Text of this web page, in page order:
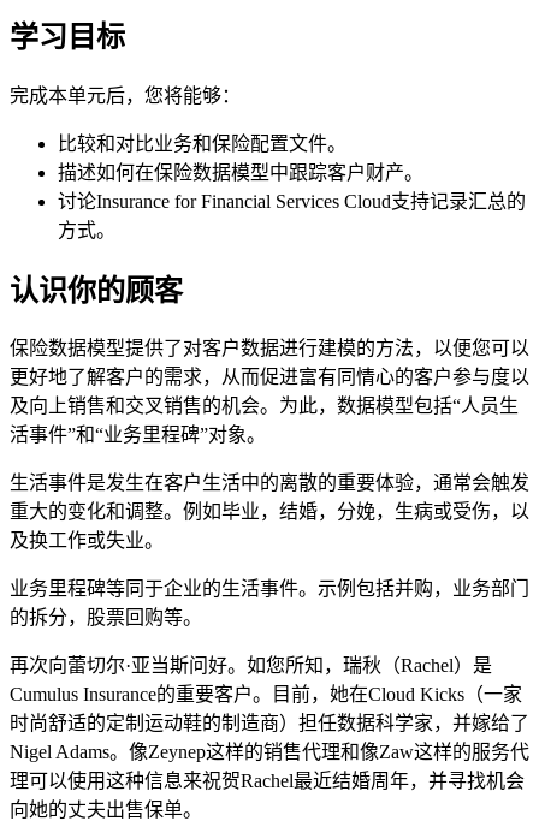
学习目标
完成本单元后，您将能够：
比较和对比业务和保险配置文件。
描述如何在保险数据模型中跟踪客户财产。
讨论Insurance for Financial Services Cloud支持记录汇总的
方式。
认识你的顾客
保险数据模型提供了对客户数据进行建模的方法，以便您可以
更好地了解客户的需求，从而促进富有同情心的客户参与度以
及向上销售和交叉销售的机会。为此，数据模型包括“人员生
活事件”和“业务里程碑”对象。
生活事件是发生在客户生活中的离散的重要体验，通常会触发
重大的变化和调整。例如毕业，结婚，分娩，生病或受伤，以
及换工作或失业。
业务里程碑等同于企业的生活事件。示例包括并购，业务部门
的拆分，股票回购等。
再次向蕾切尔·亚当斯问好。如您所知，瑞秋（Rachel）是
Cumulus Insurance的重要客户。目前，她在Cloud Kicks（一家
时尚舒适的定制运动鞋的制造商）担任数据科学家，并嫁给了
Nigel Adams。像Zeynep这样的销售代理和像Zaw这样的服务代
理可以使用这种信息来祝贺Rachel最近结婚周年，并寻找机会
向她的丈夫出售保单。